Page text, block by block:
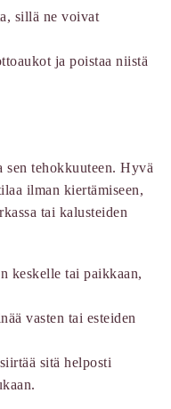
sillä ne voivat
ja poistaa niistä
tehokkuuteen. Hyvä
ilman kiertämiseen,
tai kalusteiden
keskelle tai paikkaan,
vasten tai esteiden
sitä helposti